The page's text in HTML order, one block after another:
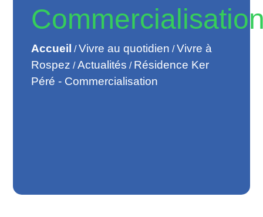
Accueil /Vivre au quotidien /Vivre à
Rospez /Actualités / Résidence Ker
Péré - Commercialisation